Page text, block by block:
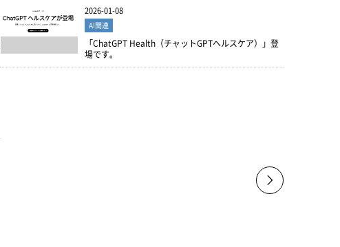
2026-01-08
AI関連
「ChatGPT Health（チャットGPTヘルスケア）」登
場です。